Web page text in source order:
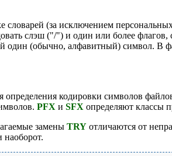
(за исключением
слэш ("/") и один или более
(обычно, алфавитный) символ. В
определения кодировки символов
PFX и SFX определяют классы
замены TRY отличаются от
наоборот.